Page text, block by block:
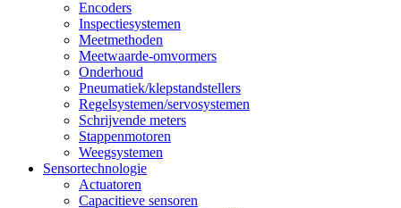
Encoders
Inspectiesystemen
Meetmethoden
Meetwaarde-omvormers
Onderhoud
Pneumatiek/klepstandstellers
Regelsystemen/servosystemen
Schrijvende meters
Stappenmotoren
Weegsystemen
Sensortechnologie
Actuatoren
Capacitieve sensoren